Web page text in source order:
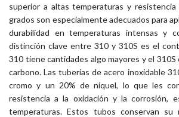
superior a altas temperaturas y resistencia
grados son especialmente adecuados para
durabilidad en temperaturas intensas y
distinción clave entre 310 y 310S es el
310 tiene cantidades algo mayores y el 310S
carbono. Las tuberías de acero inoxidable
cromo y un 20% de níquel, lo que les
resistencia a la oxidación y la corrosión,
temperaturas. Estos tubos conservan su